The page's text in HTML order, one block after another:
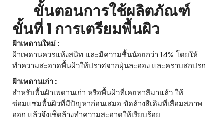
ขั้นตอนการใช้ผลิตภัณฑ์
ขั้นที่ 1 การเตรียมพื้นผิว
ฝ้าเพดานใหม่ :
ฝ้าเพดานควรแห้งสนิท และมีความชื้นน้อยกว่า 14% โดยให้
ทำความสะอาดพื้นผิวให้ปราศจากฝุ่นละออง และคราบสกปรก
ฝ้าเพดานเก่า :
สำหรับพื้นฝ้าเพดานเก่า หรือพื้นผิวที่เคยทาสีมาแล้ว ให้
ซ่อมแซมพื้นผิวที่มีปัญหาก่อนเสมอ ขัดล้างสีเดิมที่เสื่อมสภาพ
ออก แล้วจึงเช็ดล้างทำความสะอาดให้เรียบร้อย